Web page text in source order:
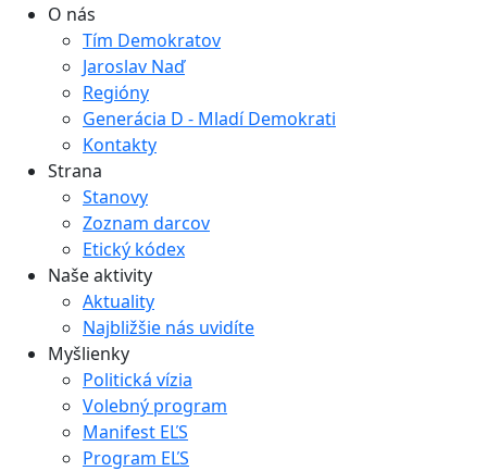
O nás
Tím Demokratov
Jaroslav Naď
Regióny
Generácia D - Mladí Demokrati
Kontakty
Strana
Stanovy
Zoznam darcov
Etický kódex
Naše aktivity
Aktuality
Najbližšie nás uvidíte
Myšlienky
Politická vízia
Volebný program
Manifest EĽS
Program EĽS